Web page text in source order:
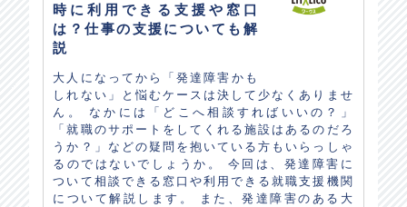
時に利用できる支援や窓口
は？仕事の支援についても解
説
大人になってから「発達障害かも
しれない」と悩むケースは決して少なくありませ
ん。 なかには「どこへ相談すればいいの？」
「就職のサポートをしてくれる施設はあるのだろ
うか？」などの疑問を抱いている方もいらっしゃ
るのではないでしょうか。 今回は、発達障害に
ついて相談できる窓口や利用できる就職支援機関
について解説します。 また、発達障害のある大